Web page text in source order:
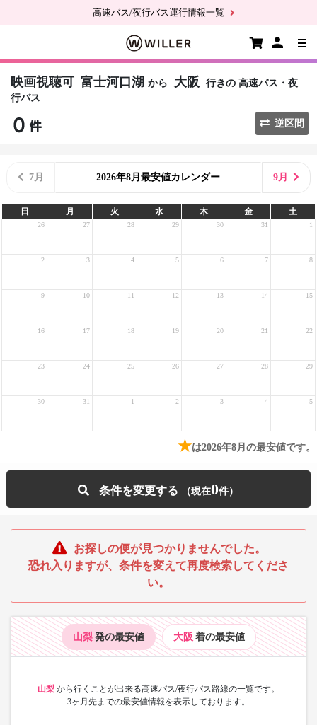
高速バス/夜行バス運行情報一覧
映画視聴可 富士河口湖 から 大阪 行きの 高速バス・夜
行バス
逆区間
7月 2026年8月最安値カレンダー 9月
日 月 火 水 木 金 土
26 27 28 29 30 31 1
2 3 4 5 6 7 8
9 10 11 12 13 14 15
16 17 18 19 20 21 22
23 24 25 26 27 28 29
30 31 1 2 3 4 5
★は2026年8月の最安値です。
条件を変更する 0
お探しの便が見つかりませんでした。
恐れ入りますが、条件を変えて再度検索してくださ
い。
山梨 発の最安値 大阪 着の最安値
山梨 から行くことが出来る高速バス/夜行バス路線の一覧です。
3ヶ月先までの最安値情報を表示しております。